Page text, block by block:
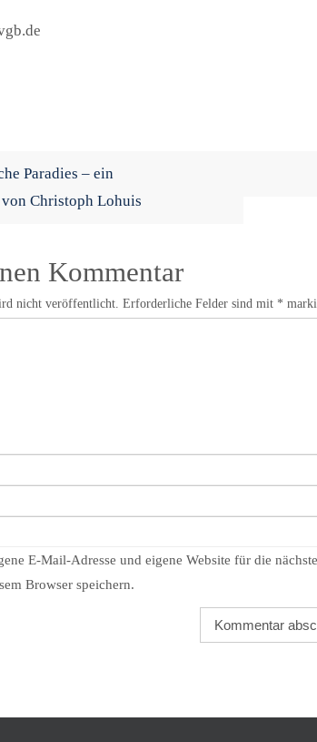
Paradies – ein
Christoph Lohuis
Kommentar
nicht veröffentlicht. Erforderliche Felder sind mit *
E-Mail-Adresse und eigene Website für die nächste
Browser speichern.